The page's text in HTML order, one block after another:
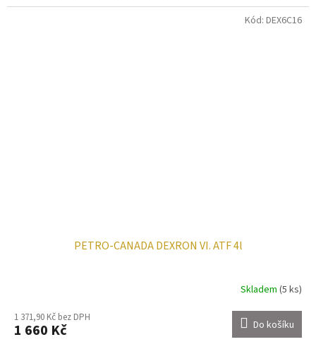
PETRO-CANADA DEXRON VI. ATF 4l
Skladem (5 ks)
1 371,90 Kč bez DPH
1 660 Kč Do košíku
Kód: DEX6C16